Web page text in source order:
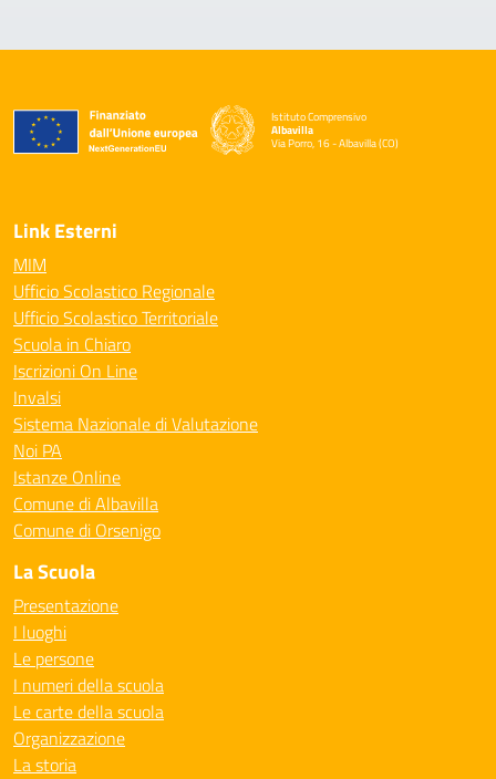
Istituto Comprensivo
Albavilla
Via Porro, 16 - Albavilla (CO)
— Visita la pagina iniziale della scuola
Link Esterni
MIM
Ufficio Scolastico Regionale
Ufficio Scolastico Territoriale
Scuola in Chiaro
Iscrizioni On Line
Invalsi
Sistema Nazionale di Valutazione
Noi PA
Istanze Online
Comune di Albavilla
Comune di Orsenigo
La Scuola
Presentazione
I luoghi
Le persone
I numeri della scuola
Le carte della scuola
Organizzazione
La storia